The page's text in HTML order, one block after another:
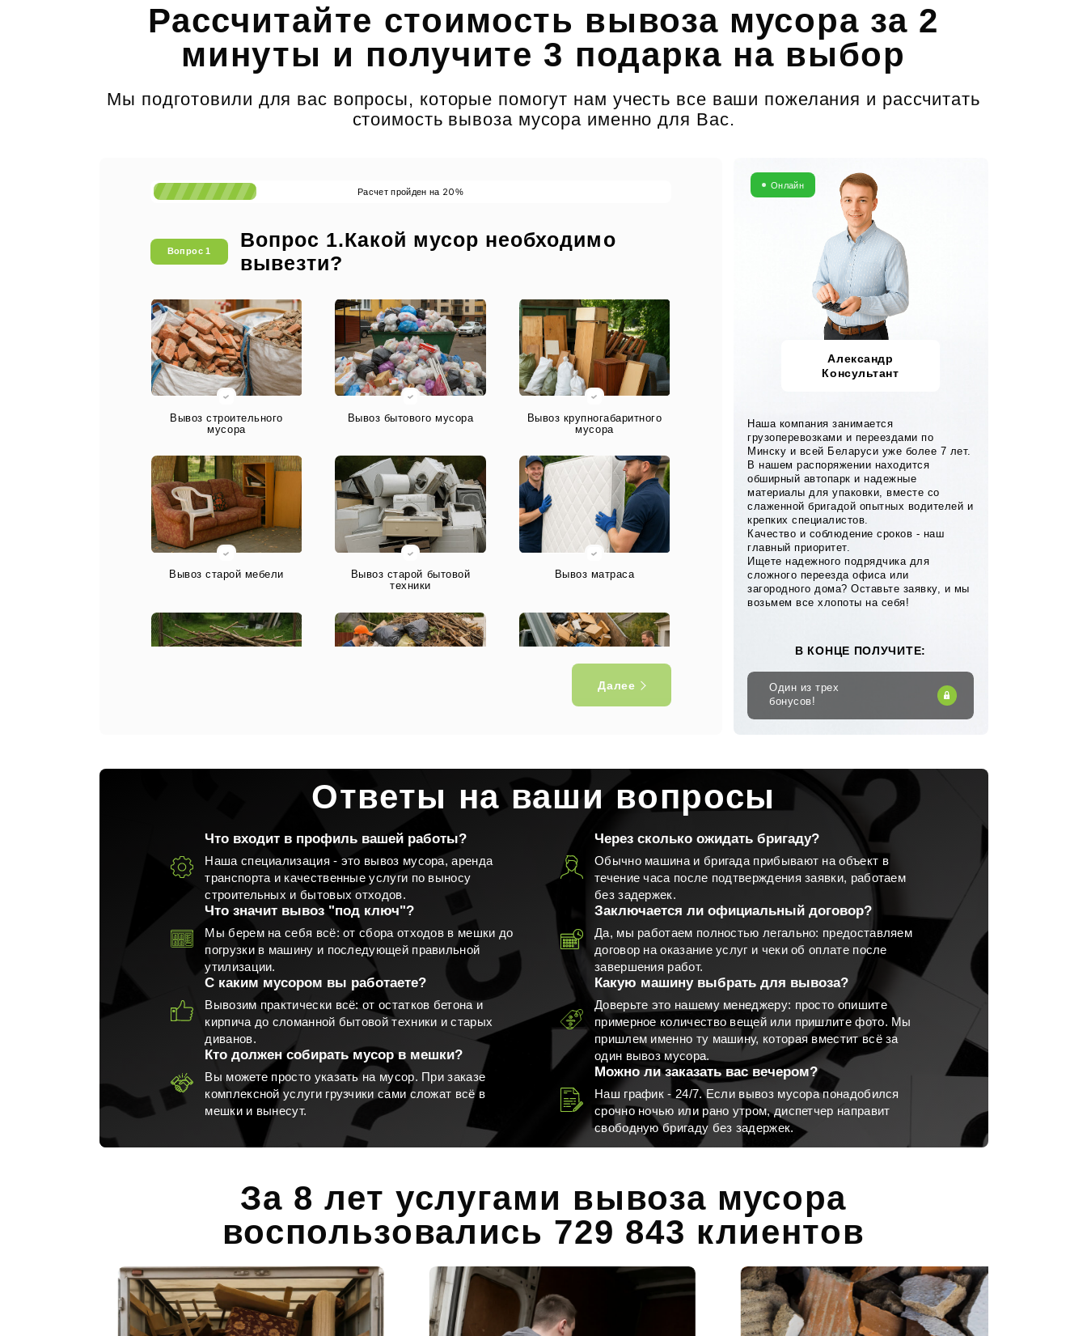
Рассчитайте стоимость вывоза мусора за 2
минуты и получите 3 подарка на выбор
Мы подготовили для вас вопросы, которые помогут нам учесть все ваши пожелания и рассчитать
стоимость вывоза мусора именно для Вас.
Расчет пройден на 20%
Вопрос 1
Вопрос 1.Какой мусор необходимо
вывезти?
Вывоз строительного
мусора
Вывоз бытового мусора
Вывоз крупногабаритного
мусора
Вывоз старой мебели
Вывоз старой бытовой
техники
Вывоз матраса
Вывоз дверей
Вывоз мусора из гаража Вывоз хлама
Далее
Онлайн
Александр
Консультант
Наша компания занимается
грузоперевозками и переездами по
Минску и всей Беларуси уже более 7 лет.
В нашем распоряжении находится
обширный автопарк и надежные
материалы для упаковки, вместе со
слаженной бригадой опытных водителей и
крепких специалистов.
Качество и соблюдение сроков - наш
главный приоритет.
Ищете надежного подрядчика для
сложного переезда офиса или
загородного дома? Оставьте заявку, и мы
возьмем все хлопоты на себя!
В КОНЦЕ ПОЛУЧИТЕ:
Один из трех
бонусов!
Ответы на ваши вопросы
Что входит в профиль вашей работы?
Наша специализация - это вывоз мусора, аренда
транспорта и качественные услуги по выносу
строительных и бытовых отходов.
Что значит вывоз "под ключ"?
Мы берем на себя всё: от сбора отходов в мешки до
погрузки в машину и последующей правильной
утилизации.
С каким мусором вы работаете?
Вывозим практически всё: от остатков бетона и
кирпича до сломанной бытовой техники и старых
диванов.
Кто должен собирать мусор в мешки?
Вы можете просто указать на мусор. При заказе
комплексной услуги грузчики сами сложат всё в
мешки и вынесут.
Через сколько ожидать бригаду?
Обычно машина и бригада прибывают на объект в
течение часа после подтверждения заявки, работаем
без задержек.
Заключается ли официальный договор?
Да, мы работаем полностью легально: предоставляем
договор на оказание услуг и чеки об оплате после
завершения работ.
Какую машину выбрать для вывоза?
Доверьте это нашему менеджеру: просто опишите
примерное количество вещей или пришлите фото. Мы
пришлем именно ту машину, которая вместит всё за
один вывоз мусора.
Можно ли заказать вас вечером?
Наш график - 24/7. Если вывоз мусора понадобился
срочно ночью или рано утром, диспетчер направит
свободную бригаду без задержек.
За 8 лет услугами вывоза мусора
воспользовались 729 843 клиентов